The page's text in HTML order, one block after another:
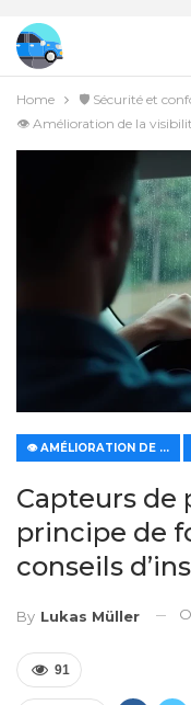
Home
🛡️ Sécurité et
👁️ Amélioration de la
👁️ AMÉLIORATION DE LA VISIBILITÉ ET DE L'ÉCLAIRAGE
Capteurs de
principe de
conseils
By Lukas Müller
91